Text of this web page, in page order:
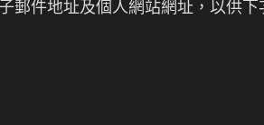
郵件地址及個人網站網址，以供下